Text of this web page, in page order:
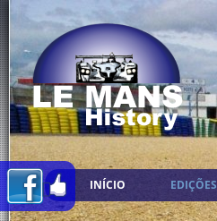
INÍCIO EDIÇÕES